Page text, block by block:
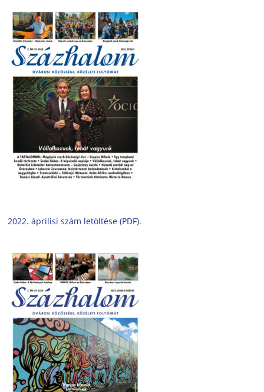
2022. áprilisi szám letöltése (PDF).